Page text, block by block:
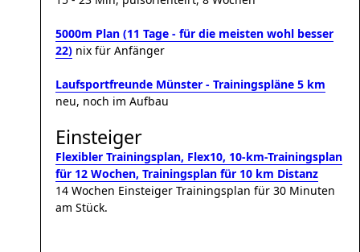
5000m Plan (11 Tage - für die meisten wohl besser
22) nix für Anfänger
Laufsportfreunde Münster - Trainingspläne 5 km
neu, noch im Aufbau
Einsteiger
Flexibler Trainingsplan, Flex10, 10-km-Trainingsplan
für 12 Wochen, Trainingsplan für 10 km Distanz
14 Wochen Einsteiger Trainingsplan für 30 Minuten
am Stück.